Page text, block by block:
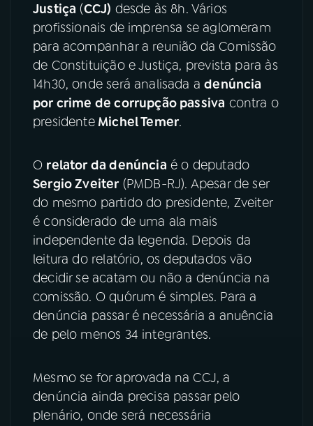
PODCASTS
06VIDEOCASTS
FESTIVAL DE MÚSICA
ACOMPANHE A RÁDIO NACIONAL
YouTube Facebook
TikTok
Justiça (CCJ) desde às 8h. Vários
profissionais de imprensa se aglomeram
para acompanhar a reunião da Comissão
de Constituição e Justiça, prevista para às
14h30, onde será analisada adenúncia
por crime de corrupção passiva contra o
presidenteMichel Temer.
O relator da denúncia é o deputado
Sergio Zveiter(PMDB-RJ). Apesar de ser
do mesmo partido do presidente, Zveiter
é considerado de uma ala mais
independente da legenda. Depois da
leitura do relatório, os deputados vão
decidir se acatam ou não a denúncia na
comissão. O quórum é simples. Para a
denúncia passar é necessária a anuência
de pelo menos 34 integrantes.
Mesmo se for aprovada na CCJ, a
denúncia ainda precisa passar pelo
plenário, onde será necessária